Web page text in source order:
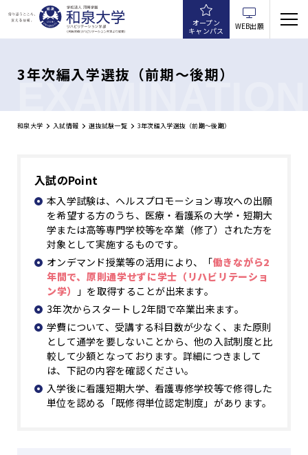
オープン
キャンパス
WEB出願
3年次編入学選抜（前期～後期）
EXAMINATION
和泉大学 入試情報 選抜試験一覧 3年次編入学選抜（前期～後期）
入試のPoint
本入学試験は、ヘルスプロモーション専攻への出願
を希望する方のうち、医療・看護系の大学・短期大
学または高等専門学校等を卒業（修了）された方を
対象として実施するものです。
オンデマンド授業等の活用により、「働きながら2
年間で、原則通学せずに学士（リハビリテーショ
ン学）
」を取得することが出来ます。
3年次からスタートし2年間で卒業出来ます。
学費について、受講する科目数が少なく、また原則
として通学を要しないことから、他の入試制度と比
較して少額となっております。詳細につきまして
は、下記の内容を確認ください。
入学後に看護短期大学、看護専修学校等で修得した
単位を認める「既修得単位認定制度」があります。